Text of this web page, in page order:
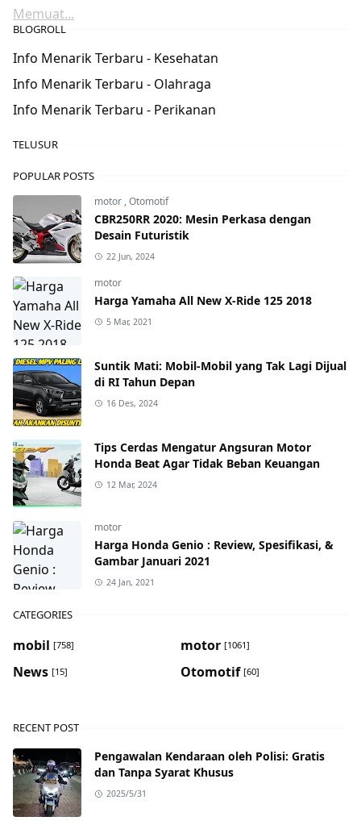
Memuat...
BLOGROLL
Info Menarik Terbaru - Kesehatan
Info Menarik Terbaru - Olahraga
Info Menarik Terbaru - Perikanan
TELUSUR
POPULAR POSTS
motor ,Otomotif
CBR250RR 2020: Mesin Perkasa dengan
Desain Futuristik
22 Jun, 2024
motor
Harga Yamaha All New X-Ride 125 2018
5 Mar, 2021
Suntik Mati: Mobil-Mobil yang Tak Lagi Dijual
di RI Tahun Depan
16 Des, 2024
Tips Cerdas Mengatur Angsuran Motor
Honda Beat Agar Tidak Beban Keuangan
12 Mar, 2024
motor
Harga Honda Genio : Review, Spesifikasi, &
Gambar Januari 2021
24 Jan, 2021
CATEGORIES
mobil [758] motor [1061]
News [15] Otomotif [60]
RECENT POST
Pengawalan Kendaraan oleh Polisi: Gratis
dan Tanpa Syarat Khusus
2025/5/31